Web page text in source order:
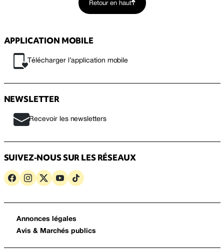
Retour en haut
APPLICATION MOBILE
Télécharger l’application mobile
NEWSLETTER
Recevoir les newsletters
SUIVEZ-NOUS SUR LES RÉSEAUX
Annonces légales
Avis & Marchés publics